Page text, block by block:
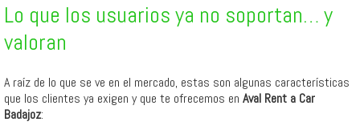
Lo que los usuarios ya no soportan… y
valoran
A raíz de lo que se ve en el mercado, estas son algunas características
que los clientes ya exigen y que te ofrecemos en Aval Rent a Car
Badajoz: